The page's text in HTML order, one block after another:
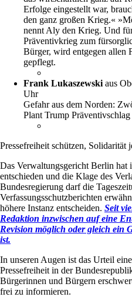
Erfolge eingestellt war,
den ganz großen Krieg.«
nennt Aly den Krieg. Und
Präventivkrieg zum
Bürger, wird entgegen allen
gepflegt.
Frank Lukaszewski aus
Uhr
Gefahr aus dem Norden:
Plant Trump
Pressefreiheit schützen, Solidarität
Das Verwaltungsgericht Berlin hat
entschieden und die Klage des
Bundesregierung darf die
Verfassungsschutzberichten
höhere Instanz entscheiden. Seit
Redaktion inzwischen auf eine
Revision möglich oder gleich ein
ist.
In unseren Augen ist das Urteil
Pressefreiheit in der
Bürgerinnen und Bürgern
frei zu informieren.